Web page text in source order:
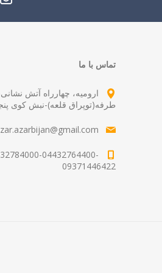
تماس با ما
ارومیه، چهارراه آتش
طرفه(توپراق قلعه)-نبش کوی
04432764400-
09371446422